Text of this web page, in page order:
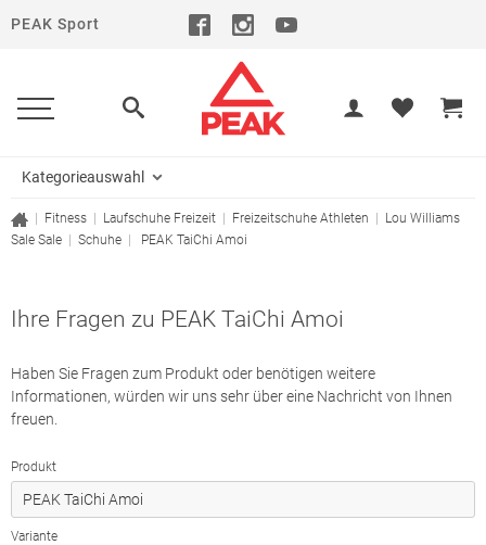
PEAK Sport
Kategorieauswahl
Fitness Laufschuhe Freizeit Freizeitschuhe Athleten
Lou Williams
Sale Sale Schuhe PEAK TaiChi Amoi
Ihre Fragen zu PEAK TaiChi Amoi
Haben Sie Fragen zum Produkt oder benötigen weitere
Informationen, würden wir uns sehr über eine Nachricht von Ihnen
freuen.
Produkt
Variante